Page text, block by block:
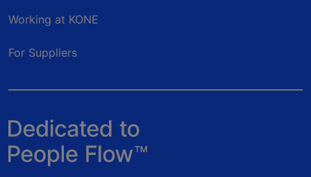
Working at KONE
For Suppliers